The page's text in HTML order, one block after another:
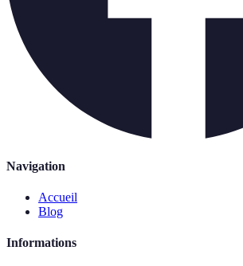
Navigation
Accueil
Blog
Informations